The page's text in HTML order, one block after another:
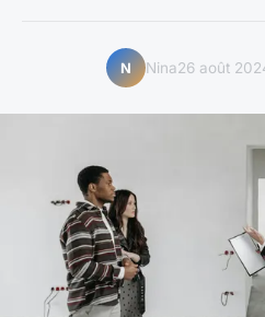
N Nina26 août